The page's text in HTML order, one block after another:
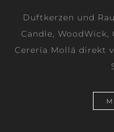
Duftkerzen und
Candle, WoodWick,
Cerería Mollá direkt